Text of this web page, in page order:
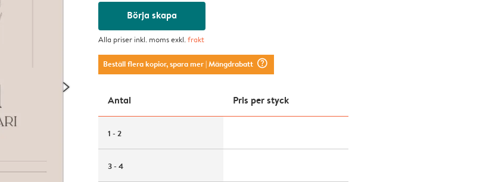
Börja skapa
Alla priser inkl. moms exkl.frakt
Beställ flera kopior, spara mer| Mängdrabatt question_mark_circle
Antal Pris per styck
1 - 2
3 - 4